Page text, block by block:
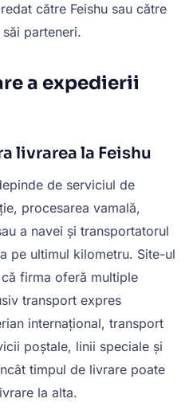
către Feishu sau către
parteneri.
a expedierii
livrarea la Feishu
de serviciul de
procesarea vamală,
a navei și transportatorul
pe ultimul kilometru. Site-ul
firma oferă multiple
transport expres
internațional, transport
poștale, linii speciale și
timpul de livrare poate
la alta.